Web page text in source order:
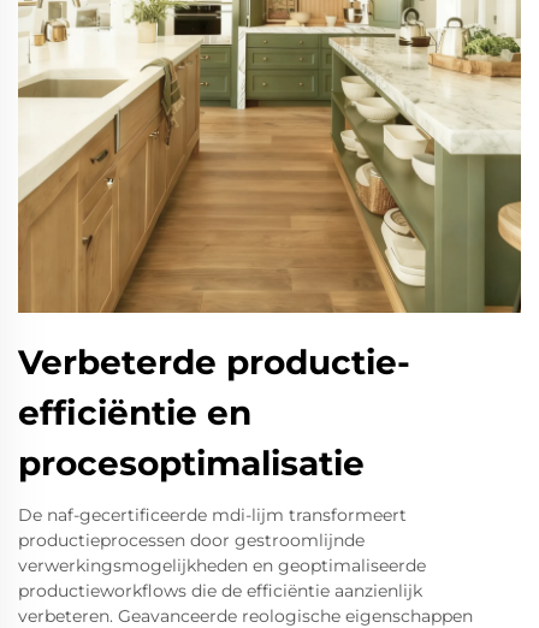
Verbeterde productie-
efficiëntie en
procesoptimalisatie
De naf-gecertificeerde mdi-lijm transformeert
productieprocessen door gestroomlijnde
verwerkingsmogelijkheden en geoptimaliseerde
productieworkflows die de efficiëntie aanzienlijk
verbeteren. Geavanceerde reologische eigenschappen